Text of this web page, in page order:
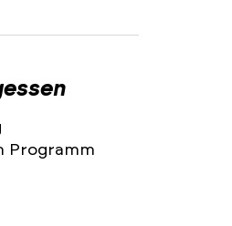
Programm